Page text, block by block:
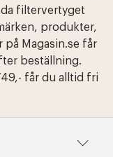
filtervertyget
produkter,
på Magasin.se får
beställning.
får du alltid fri